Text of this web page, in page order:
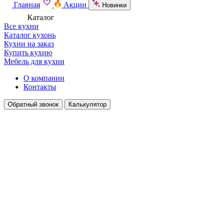
Главная Акции Новинки
Каталог
Все кухни
Каталог кухонь
Кухни на заказ
Купить кухню
Мебель для кухни
О компании
Контакты
Обратный звонок Калькулятор